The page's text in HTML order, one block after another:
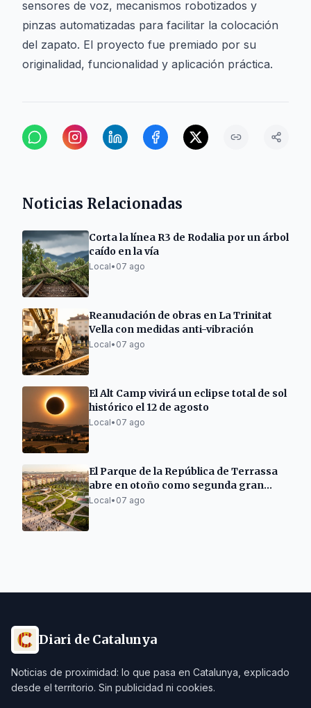
sensores de voz, mecanismos robotizados y
pinzas automatizadas para facilitar la colocación
del zapato. El proyecto fue premiado por su
originalidad, funcionalidad y aplicación práctica.
Noticias Relacionadas
Corta la línea R3 de Rodalia por un árbol
caído en la vía
Local• 07 ago
Reanudación de obras en La Trinitat
Vella con medidas anti-vibración
Local• 07 ago
El Alt Camp vivirá un eclipse total de sol
histórico el 12 de agosto
Local• 07 ago
El Parque de la República de Terrassa
abre en otoño como segunda gran
zona verde
Local• 07 ago
Diari de Catalunya
Noticias de proximidad: lo que pasa en Catalunya, explicado
desde el territorio. Sin publicidad ni cookies.